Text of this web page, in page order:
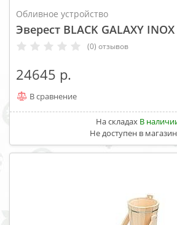
Обливное устройство
Эверест BLACK GALAXY
(0) отзывов
24645
В сравнение
На складах В
Не доступен в